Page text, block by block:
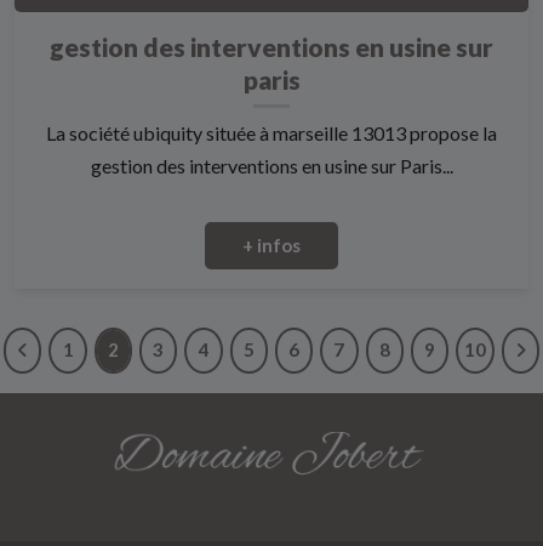
gestion des interventions en usine sur
paris
La société ubiquity située à marseille 13013 propose la
gestion des interventions en usine sur Paris...
+ infos
1 2 3 4 5 6 7 8 9 10